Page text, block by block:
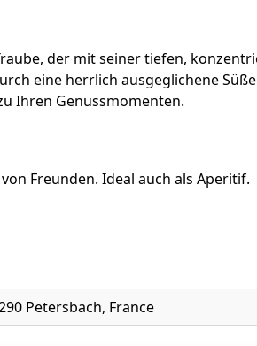
der mit seiner tiefen,
eine herrlich ausgeglichene
Ihren Genussmomenten.
Freunden. Ideal auch als Aperitif.
Petersbach, France